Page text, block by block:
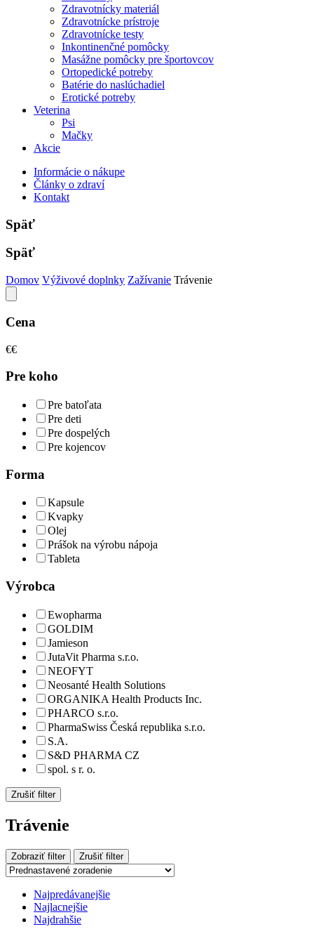
Zdravotnícky materiál
Zdravotnícke prístroje
Zdravotnícke testy
Inkontinenčné pomôcky
Masážne pomôcky pre športovcov
Ortopedické potreby
Batérie do naslúchadiel
Erotické potreby
Veterina
Psi
Mačky
Akcie
Informácie o nákupe
Články o zdraví
Kontakt
Späť
Späť
Domov Výživové doplnky Zažívanie Trávenie
Cena
€€
Pre koho
Pre batoľata
Pre deti
Pre dospelých
Pre kojencov
Forma
Kapsule
Kvapky
Olej
Prášok na výrobu nápoja
Tableta
Výrobca
Ewopharma
GOLDIM
Jamieson
JutaVit Pharma s.r.o.
NEOFYT
Neosanté Health Solutions
ORGANIKA Health Products Inc.
PHARCO s.r.o.
PharmaSwiss Česká republika s.r.o.
S.A.
S&D PHARMA CZ
spol. s r. o.
Zrušiť filter
Trávenie
Zobraziť filter Zrušiť filter
Najpredávanejšie
Najlacnejšie
Najdrahšie